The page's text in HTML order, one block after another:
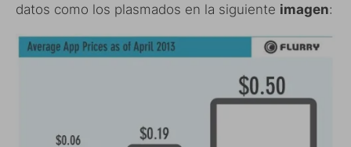
datos como los plasmados en la siguiente imagen: